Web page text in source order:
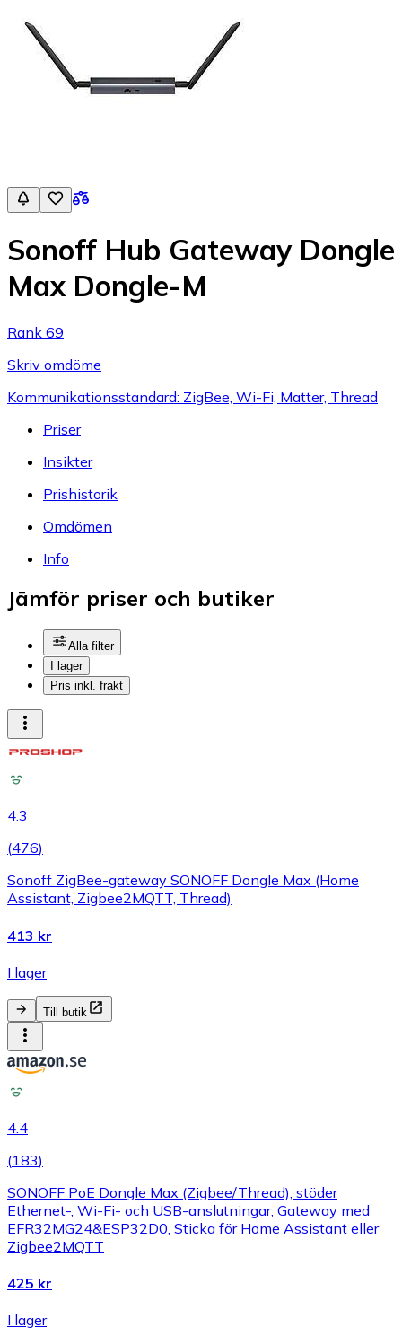
Sonoff Hub Gateway Dongle
Max Dongle-M
Rank 69
Skriv omdöme
Kommunikationsstandard: ZigBee, Wi-Fi, Matter, Thread
Priser
Insikter
Prishistorik
Omdömen
Info
Jämför priser och butiker
Alla filter
I lager
Pris inkl. frakt
4.3
(476)
Sonoff ZigBee-gateway SONOFF Dongle Max (Home
Assistant, Zigbee2MQTT, Thread)
413 kr
I lager
Till butik
4.4
(183)
SONOFF PoE Dongle Max (Zigbee/Thread), stöder
Ethernet-, Wi-Fi- och USB-anslutningar, Gateway med
EFR32MG24&ESP32D0, Sticka för Home Assistant eller
Zigbee2MQTT
425 kr
I lager